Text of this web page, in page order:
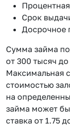
Процентная
Срок
Досрочное
Сумма займа
от 300 тысяч
Максимальная
стоимостью
на
займа может
ставка от 1.75